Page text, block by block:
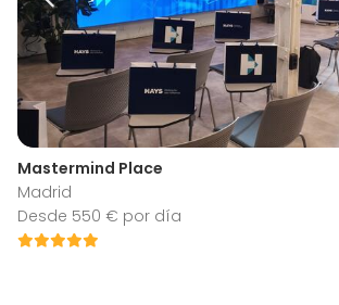
Mastermind Place
Madrid
Desde 550 € por día